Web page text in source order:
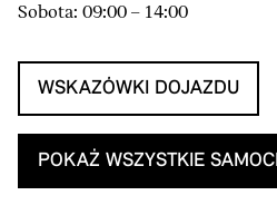
Sobota: 09:00 – 14:00
WSKAZÓWKI DOJAZDU
POKAŻ WSZYSTKIE